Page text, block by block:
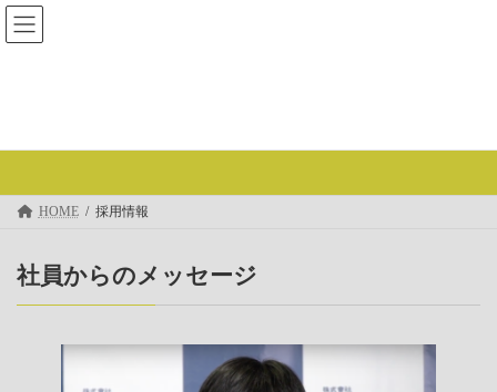
コ
ン
テ
キ
ナ
ビ
ゲ
に
HOME 採用情報
社員からのメッセージ